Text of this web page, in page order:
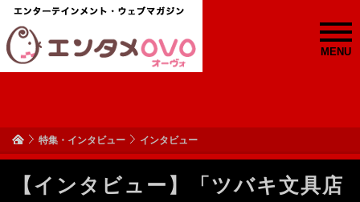
MENU
特集・インタビュー インタビュー
【インタビュー】「ツバキ文具店